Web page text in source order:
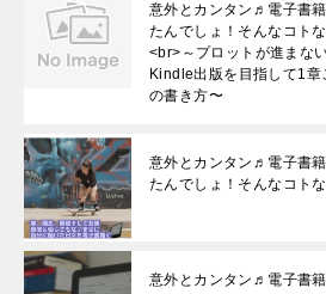
意外とカンタン♬電子書
たんでしょ！そんなコト
<br>～プロットが進まな
Kindle出版を目指して1
の書き方〜
意外とカンタン♬電子書
たんでしょ！そんなコト
意外とカンタン♬電子書